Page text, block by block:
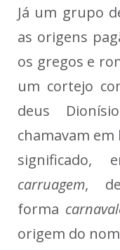
Já um grupo
as origens
os gregos e
um cortejo
deus
chamavam em
significado,
carruagem,
forma
origem do